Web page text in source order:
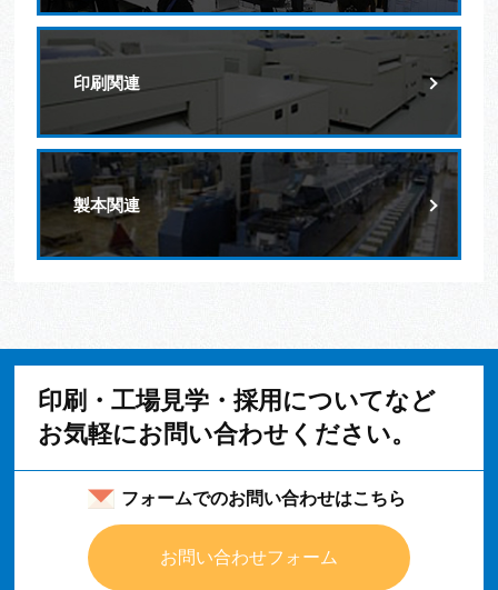
印刷関連
製本関連
印刷・工場見学・採用についてなど
お気軽にお問い合わせください。
フォームでのお問い合わせはこちら
お問い合わせフォーム